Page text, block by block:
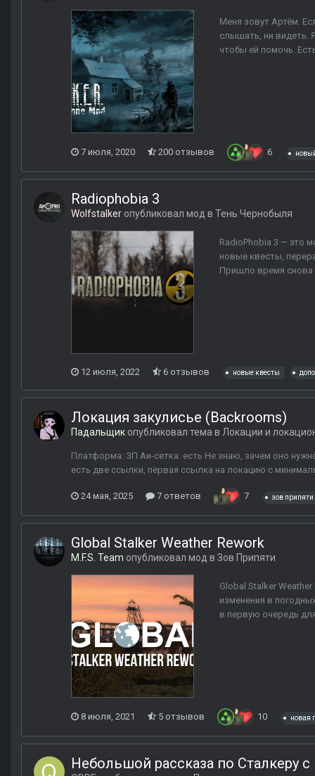
Меня зовут Артём.
слышать, ни видеть.
чтобы ей помочь.
7 июля, 2020 200 отзывов 6
Radiophobia 3
Wolfstalker опубликовал мод в Тень Чернобыля
RadioPhobia 3 — это
новые квесты,
Пришло время снова
12 июля, 2022 6 отзывов новые квесты
Локация закулисье (Backrooms)
Падальщик опубликовал тема в Локации и
Платформа: ЗП Аи-сетка: есть Не знаю, зачем оно
есть две ссылки, первая ссылка на локацию с
24 мая, 2025 7 ответов 7 зов припяти
Global Stalker Weather Rework
M.F.S. Team опубликовал мод в Зов Припяти
Global Stalker
изменения в
в первую очередь
8 июля, 2021 5 отзывов 10 новая
Небольшой рассказа по Сталкеру